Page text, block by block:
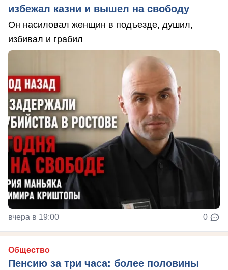
избежал казни и вышел на свободу
Он насиловал женщин в подъезде, душил,
избивал и грабил
вчера в 19:00 0
Общество
Пенсию за три часа: более половины